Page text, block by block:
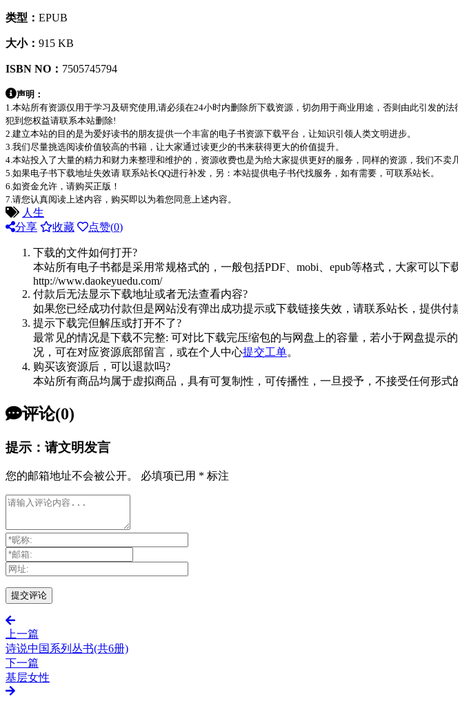
类型： EPUB
大小： 915 KB
ISBN NO： 7505745794
声明：
1.本站所有资源仅用于学习及研究使用,请必须在24小时内删除所下载资源，切勿用于商业用途，否则由此引发
犯到您权益请联系本站删除!
2.建立本站的目的是为爱好读书的朋友提供一个丰富的电子书资源下载平台，让知识引领人类文明进步。
3.我们尽量挑选阅读价值较高的书籍，让大家通过读更少的书来获得更大的价值提升。
4.本站投入了大量的精力和财力来整理和维护的，资源收费也是为给大家提供更好的服务，同样的资源，我们不卖
5.如果电子书下载地址失效请 联系站长QQ进行补发，另：本站提供电子书代找服务，如有需要，可联系站长。
6.如资金允许，请购买正版！
7.请您认真阅读上述内容，购买即以为着您同意上述内容。
人生
分享
收藏 点赞(0)
下载的文件如何打开?
本站所有电子书都是采用常规格式的，一般包括PDF、mobi、epub等格式，大家可以
http://www.daokeyuedu.com/
付款后无法显示下载地址或者无法查看内容?
如果您已经成功付款但是网站没有弹出成功提示或下载链接失效，请联系站长，提供付
提示下载完但解压或打开不了?
最常见的情况是下载不完整: 可对比下载完压缩包的与网盘上的容量，若小于网盘提
况，可在对应资源底部留言，或在个人中心提交工单。
购买该资源后，可以退款吗?
本站所有商品均属于虚拟商品，具有可复制性，可传播性，一旦授予，不接受任何形
评论(0)
提示：请文明发言
您的邮箱地址不会被公开。 必填项已用 * 标注
上一篇
诗说中国系列丛书(共6册)
下一篇
基层女性